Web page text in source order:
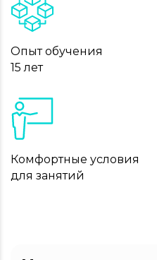
Опыт обучения
15 лет
Комфортные условия
для занятий